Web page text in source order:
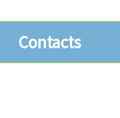
Contacts